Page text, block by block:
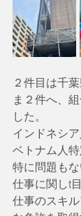
２件目は千
ま２件へ、
した。
インドネシ
ベトナム人特
特に問題もな
仕事に関しt
仕事のスキ